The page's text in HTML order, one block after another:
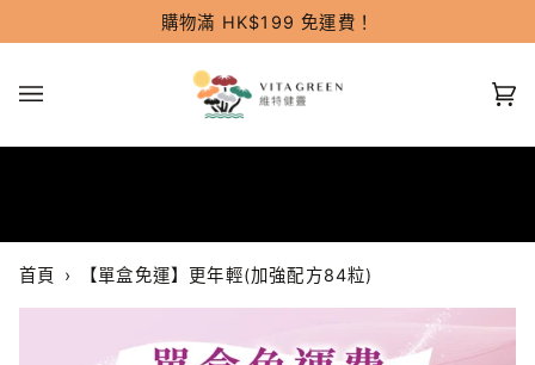
過
購物滿 HK$199 免運費！
首頁 › 【單盒免運】更年輕(加強配方84粒)